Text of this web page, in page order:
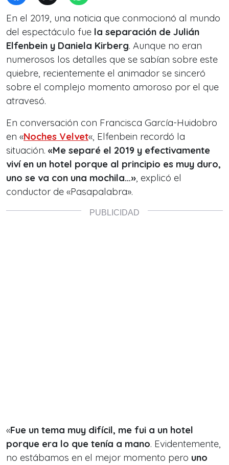
En el 2019, una noticia que conmocionó al mundo
del espectáculo fue la separación de Julián
Elfenbein y Daniela Kirberg. Aunque no eran
numerosos los detalles que se sabían sobre este
quiebre, recientemente el animador se sinceró
sobre el complejo momento amoroso por el que
atravesó.
En conversación con Francisca García-Huidobro
en «Noches Velvet«, Elfenbein recordó la
situación. «Me separé el 2019 y efectivamente
viví en un hotel porque al principio es muy duro,
uno se va con una mochila…», explicó el
conductor de «Pasapalabra».
«Fue un tema muy difícil, me fui a un hotel
porque era lo que tenía a mano. Evidentemente,
no estábamos en el mejor momento pero uno